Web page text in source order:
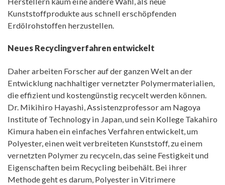
Kunststoffprodukte aus schnell erschöpfenden
Erdölrohstoffen herzustellen.
Neues Recyclingverfahren entwickelt
Daher arbeiten Forscher auf der ganzen Welt an der
Entwicklung nachhaltiger vernetzter Polymermaterialien,
die effizient und kostengünstig recycelt werden können.
Dr. Mikihiro Hayashi, Assistenzprofessor am Nagoya
Institute of Technology in Japan, und sein Kollege Takahiro
Kimura haben ein einfaches Verfahren entwickelt, um
Polyester, einen weit verbreiteten Kunststoff, zu einem
vernetzten Polymer zu recyceln, das seine Festigkeit und
Eigenschaften beim Recycling beibehält. Bei ihrer
Methode geht es darum, Polyester in Vitrimere